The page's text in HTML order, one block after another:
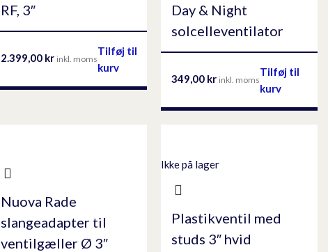
RF, 3″
2.399,00 kr inkl. moms
Tilføj til
kurv
Day & Night
solcelleventilator
349,00 kr inkl. moms
Tilføj til
kurv
Nuova Rade
slangeadapter til
ventilgæller Ø 3″
Ikke på lager
Plastikventil med
studs 3″ hvid